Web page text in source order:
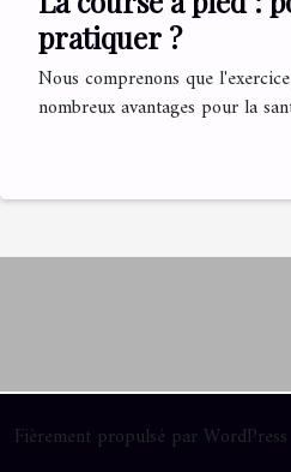
pratiquer ?
Nous comprenons que
nombreux avantages pour la
Fièrement propulsé par WordPress